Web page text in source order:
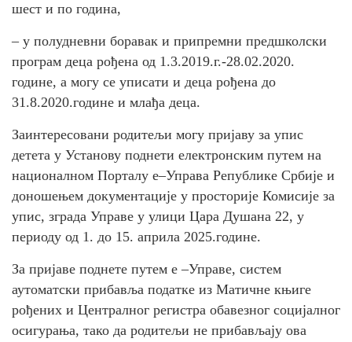
шест и по година,
– у полудневни боравак и припремни предшколски
програм деца рођена од 1.3.2019.г.-28.02.2020.
године, а могу се уписати и деца рођена до
31.8.2020.године и млађа деца.
Заинтересовани родитељи могу пријаву за упис
детета у Установу поднети електронским путем на
националном Порталу е–Управа Републике Србије и
доношењем документације у просторије Комисије за
упис, зграда Управе у улици Цара Душана 22, у
периоду од 1. до 15. априла 2025.године.
За пријаве поднете путем e –Управе, систем
аутоматски прибавља податке из Матичне књиге
рођених и Централног регистра обавезног социјалног
осигурања, тако да родитељи не прибављају ова